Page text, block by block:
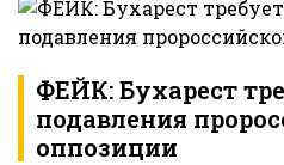
ФЕЙК: Бухарест
подавления
оппозиции